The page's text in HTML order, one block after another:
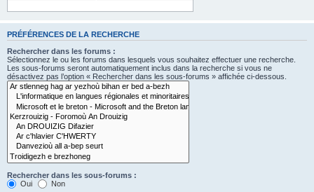
PRÉFÉRENCES DE LA RECHERCHE
Rechercher dans les forums :
Sélectionnez le ou les forums dans lesquels vous souhaitez effectuer une recherche.
Les sous-forums seront automatiquement inclus dans la recherche si vous ne
désactivez pas l’option « Rechercher dans les sous-forums » affichée ci-dessous.
Rechercher dans les sous-forums :
Oui
Non